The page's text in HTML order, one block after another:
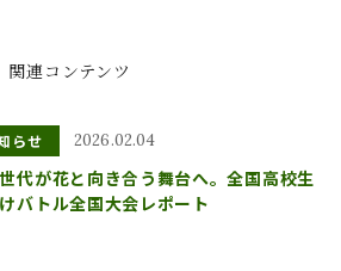
関連コンテンツ
らせ 2026.02.04
代が花と向き合う舞台へ。全国高校生
バトル全国大会レポート